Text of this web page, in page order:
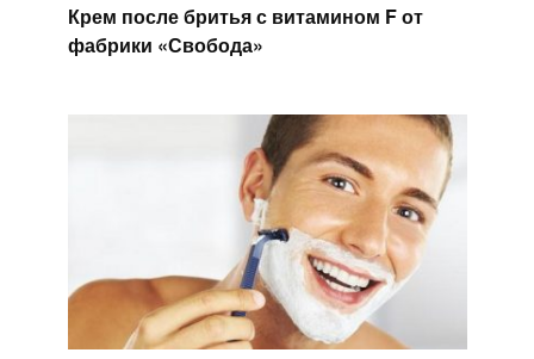
Крем после бритья с витамином F от
фабрики «Свобода»